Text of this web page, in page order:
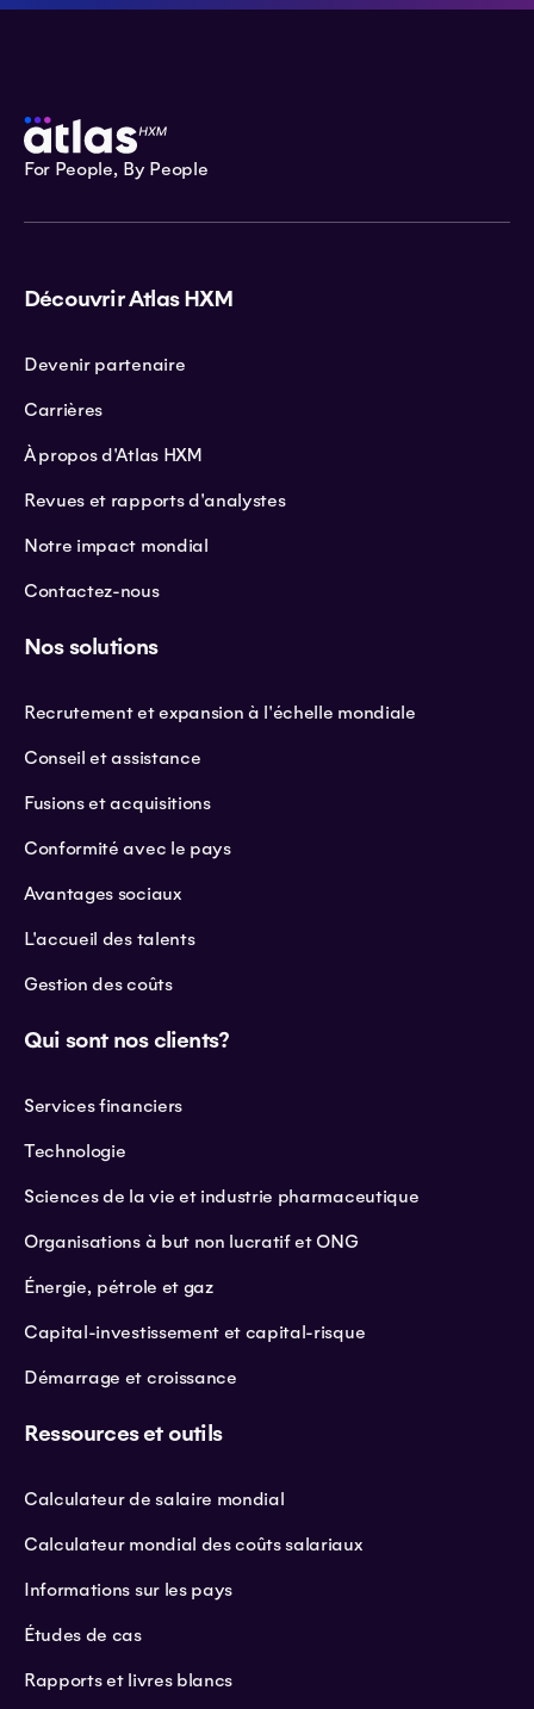
For People, By People
Découvrir Atlas HXM
Devenir partenaire
Carrières
À propos d'Atlas HXM
Revues et rapports d'analystes
Notre impact mondial
Contactez-nous
Nos solutions
Recrutement et expansion à l'échelle mondiale
Conseil et assistance
Fusions et acquisitions
Conformité avec le pays
Avantages sociaux
L'accueil des talents
Gestion des coûts
Qui sont nos clients?
Services financiers
Technologie
Sciences de la vie et industrie pharmaceutique
Organisations à but non lucratif et ONG
Énergie, pétrole et gaz
Capital-investissement et capital-risque
Démarrage et croissance
Ressources et outils
Calculateur de salaire mondial
Calculateur mondial des coûts salariaux
Informations sur les pays
Études de cas
Rapports et livres blancs